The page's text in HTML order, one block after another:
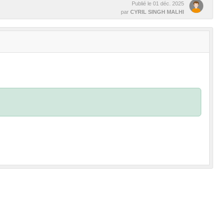
Publié le 01 déc. 2025
par CYRIL SINGH MALHI